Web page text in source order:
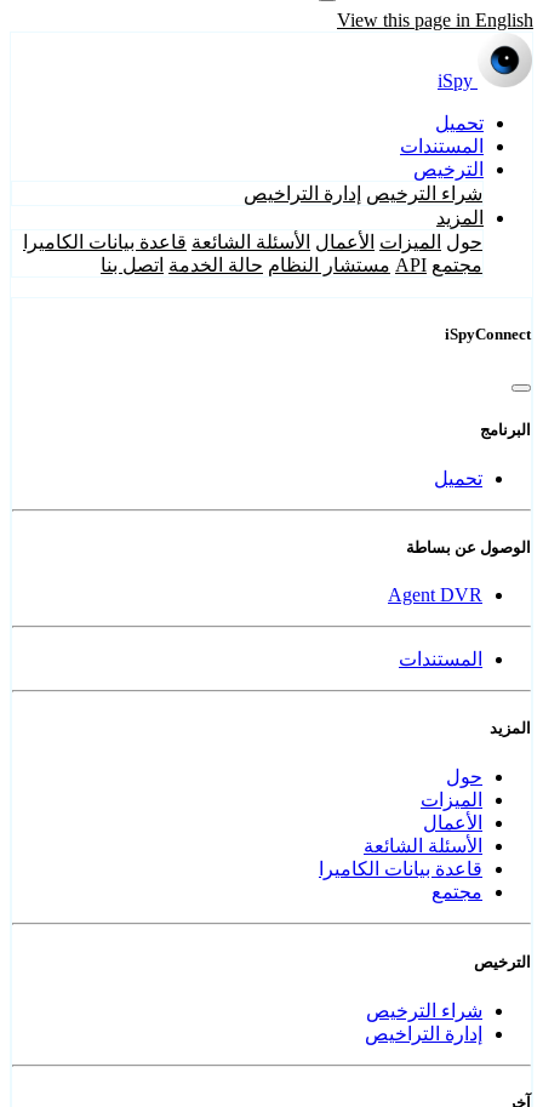
View this page in English
iSpy
تحميل
المستندات
الترخيص
شراء الترخيص إدارة التراخيص
المزيد
حول الميزات الأعمال الأسئلة الشائعة قاعدة بيانات الكاميرا
مجتمع API مستشار النظام حالة الخدمة اتصل بنا
iSpyConnect
البرنامج
تحميل
الوصول عن بساطة
Agent DVR
المستندات
المزيد
حول
الميزات
الأعمال
الأسئلة الشائعة
قاعدة بيانات الكاميرا
مجتمع
الترخيص
شراء الترخيص
إدارة التراخيص
آخر